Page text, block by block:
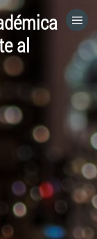
al